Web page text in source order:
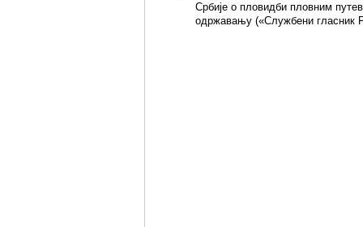
Србије о пловидби пловним
одржавању («Службени гласник